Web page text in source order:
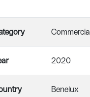
2020
Benelux